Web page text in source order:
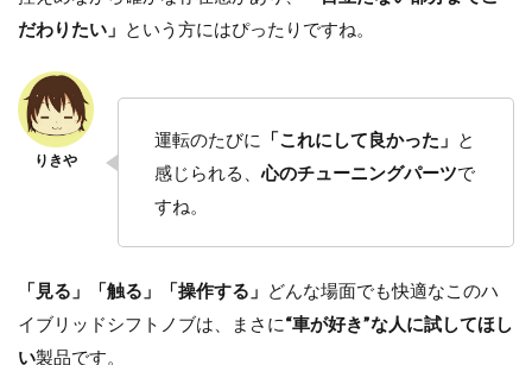
だわりたい」
という方にはぴったりですね。
運転のたびに 「これにして良かった」
と
感じられる、心のチューニングパーツで
すね。
「見る」「触る」「操作する」 どんな場面でも快適なこのハ
イブリッドシフトノブは、まさに“車が好き”な人に試してほし
い製品です。